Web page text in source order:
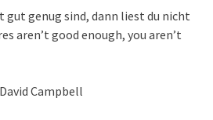
gut genug sind, dann liest du nicht
aren’t good enough, you aren’t
Campbell